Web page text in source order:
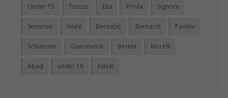
Under 15 Tiozzo Elia Priola Signore
Seniores Vilasi Bernabò Bernardi Paolini
Schiavone Guermandi Bertini Morelli
Abad under 18 Esteki